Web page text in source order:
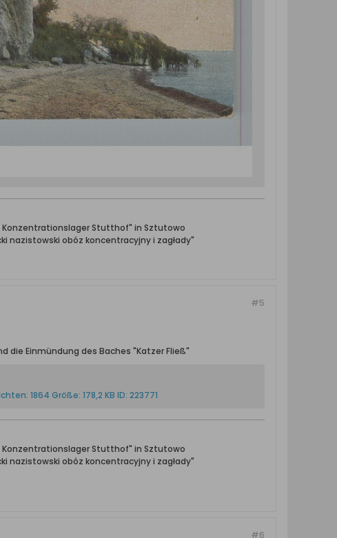
Stutthof" in Sztutowo
obóz koncentracyjny i zagłady"
#5
die Einmündung des Baches "Katzer Fließ"
Stutthof" in Sztutowo
obóz koncentracyjny i zagłady"
#6